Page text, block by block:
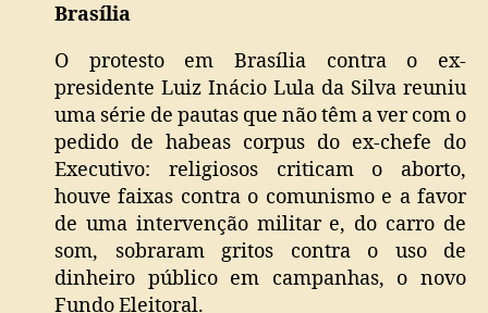
Brasília
O protesto em Brasília contra o ex-
presidente Luiz Inácio Lula da Silva reuniu
uma série de pautas que não têm a ver com o
pedido de habeas corpus do ex-chefe do
Executivo: religiosos criticam o aborto,
houve faixas contra o comunismo e a favor
de uma intervenção militar e, do carro de
som, sobraram gritos contra o uso de
dinheiro público em campanhas, o novo
Fundo Eleitoral.